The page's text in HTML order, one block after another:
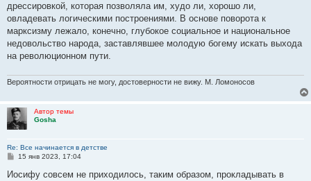
дрессировкой, которая позволяла им, худо ли, хорошо ли,
овладевать логическими построениями. В основе поворота к
марксизму лежало, конечно, глубокое социальное и национальное
недовольство народа, заставлявшее молодую богему искать выхода
на революционном пути.
Вероятности отрицать не могу, достоверности не вижу. М. Ломоносов
Автор темы
Gosha
Re: Все начинается в детстве
С
о
15 янв 2023, 17:04
Иосифу совсем не приходилось, таким образом, прокладывать в